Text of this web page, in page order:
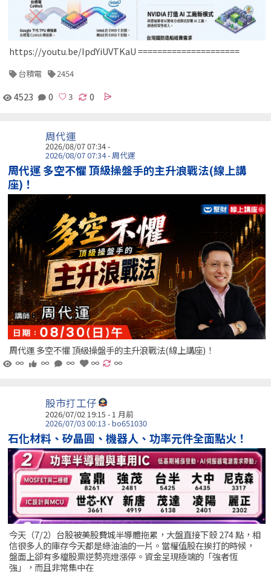
https://youtu.be/IpdYiUVTKaU =====================
台積電 2454
4523 0 0
周代運
2026/08/07 07:34 -
2026/08/07 07:34 - 周代運
周代運 多空不懼 頂級操盤手的主升浪戰法(線上講
座)！
周代運 多空不懼 頂級操盤手的主升浪戰法(線上講座)！
∞
∞ ∞ ∞ ∞
股市打工仔
2026/07/02 19:15 - 1 月前
2026/07/03 00:13 - bo651030
石化材料、矽晶圓、機器人、功率元件全面點火！
今天（7/2）台股被美股費城半導體拖累，大盤直接下殺 274 點，相
信很多人的庫存今天都是綠油油的一片。當權值股在挨打的時候，
盤面上卻有多檔股票逆勢亮燈漲停。資金呈現極端的「強者恆
強」，而且非常集中在